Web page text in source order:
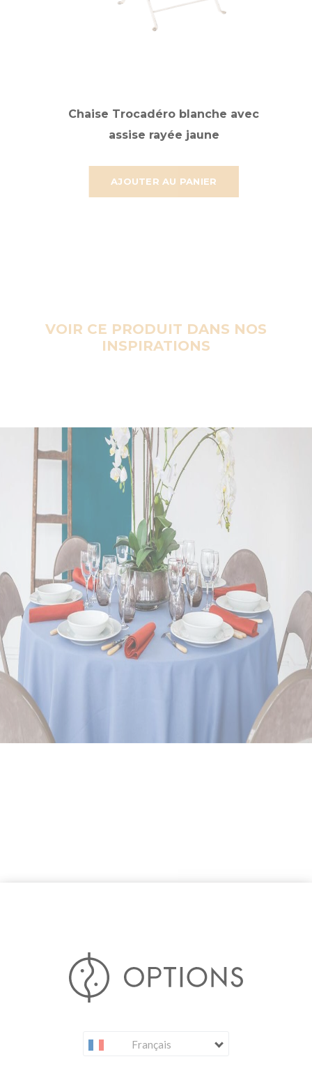
AJOUTER AU PANIER
Chaise Trocadéro blanche avec
assise rayée jaune
VOIR CE PRODUIT DANS NOS
INSPIRATIONS
Français